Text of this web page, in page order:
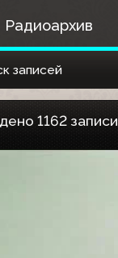
Радиоархив
записей
1162 записи